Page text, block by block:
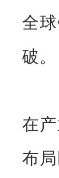
全
破。
在
布